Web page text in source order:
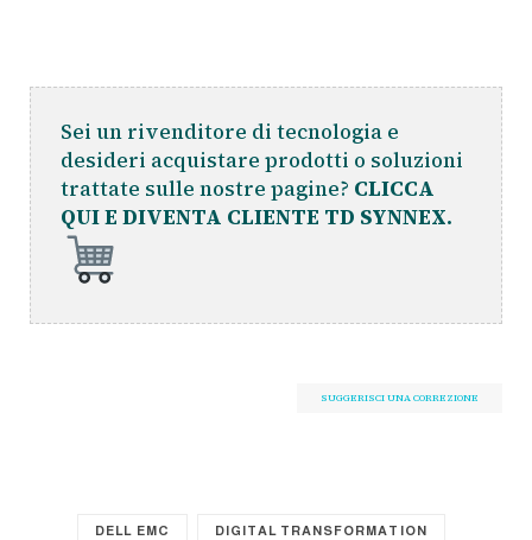
Sei un rivenditore di tecnologia e
desideri acquistare prodotti o soluzioni
trattate sulle nostre pagine? CLICCA
QUI E DIVENTA CLIENTE TD SYNNEX.
SUGGERISCI UNA CORREZIONE
DELL EMC DIGITAL TRANSFORMATION